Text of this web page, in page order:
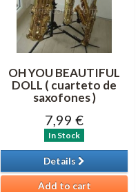
OH YOU BEAUTIFUL
DOLL ( cuarteto de
saxofones )
7,99 €
In Stock
Details
Add to cart